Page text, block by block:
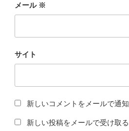
メール ※
サイト
新しいコメントをメールで通知
新しい投稿をメールで受け取る